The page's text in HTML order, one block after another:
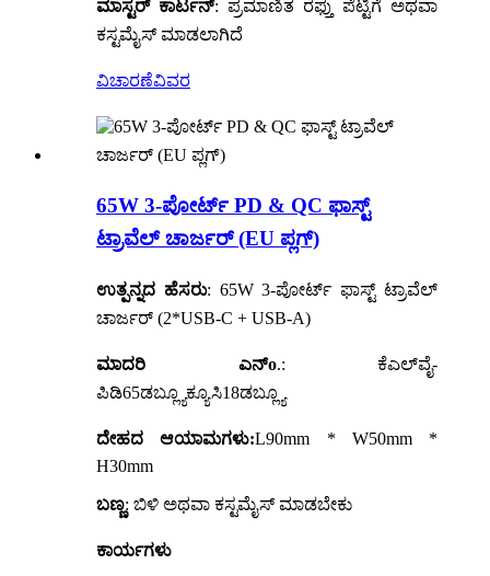
ಮಾಸ್ಟರ್ ಕಾರ್ಟನ್: ಪ್ರಮಾಣಿತ ರಫ್ತು ಪೆಟ್ಟಿಗೆ ಅಥವಾ
ಕಸ್ಟಮೈಸ್ ಮಾಡಲಾಗಿದೆ
ವಿಚಾರಣೆವಿವರ
65W 3-ಪೋರ್ಟ್ PD & QC ಫಾಸ್ಟ್
ಟ್ರಾವೆಲ್ ಚಾರ್ಜರ್ (EU ಪ್ಲಗ್)
ಉತ್ಪನ್ನದ ಹೆಸರು: 65W 3-ಪೋರ್ಟ್ ಫಾಸ್ಟ್ ಟ್ರಾವೆಲ್
ಚಾರ್ಜರ್ (2*USB-C + USB-A)
ಮಾದರಿ ಎನ್o.: ಕೆಎಲ್‌ವೈ-
ಪಿಡಿ65ಡಬ್ಲ್ಯೂಕ್ಯೂಸಿ18ಡಬ್ಲ್ಯೂ
ದೇಹದ ಆಯಾಮಗಳು:L90mm * W50mm *
H30mm
ಬಣ್ಣ: ಬಿಳಿ ಅಥವಾ ಕಸ್ಟಮೈಸ್ ಮಾಡಬೇಕು
ಕಾರ್ಯಗಳು